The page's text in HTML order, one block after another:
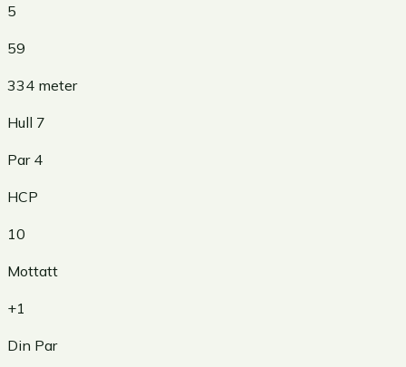
5
59
334 meter
Hull 7
Par 4
HCP
10
Mottatt
+1
Din Par